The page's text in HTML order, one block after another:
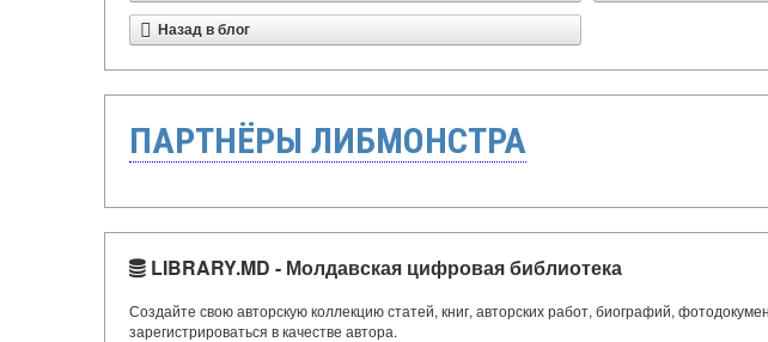
Назад в блог
ПАРТНЁРЫ ЛИБМОНСТРА
LIBRARY.MD - Молдавская цифровая библиотека
Создайте свою авторскую коллекцию статей, книг, авторских работ, биографий,
зарегистрироваться в качестве автора.